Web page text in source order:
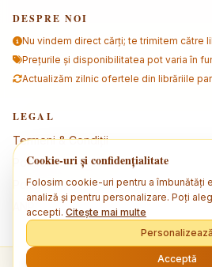
DESPRE NOI
Nu vindem direct cărți; te trimitem către
Prețurile și disponibilitatea pot varia în
Actualizăm zilnic ofertele din librăriile
LEGAL
Termeni & Condiții
Politica de confidențialitate
Politica de cookies
Cookie-uri și confidențialitate
Folosim cookie-uri pentru a îmbunătăți
analiză și pentru personalizare. Poți
accepti. Citește mai multe
Personalizează
Acceptă